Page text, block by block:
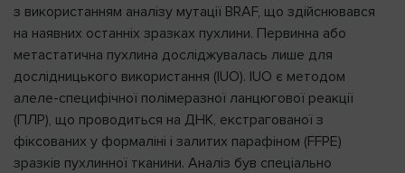
з використанням аналізу мутації BRAF, що здійснювався
на наявних останніх зразках пухлини. Первинна або
метастатична пухлина досліджувалась лише для
дослідницького використання (IUO). IUO є методом
алеле-специфічної полімеразної ланцюгової реакції
(ПЛР), що проводиться на ДНК, екстрагованої з
фіксованих у формаліні і залитих парафіном (FFPE)
зразків пухлинної тканини. Аналіз був спеціально